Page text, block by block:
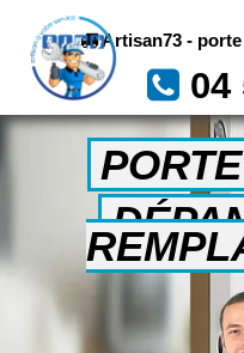
Artisan73 - porte
04